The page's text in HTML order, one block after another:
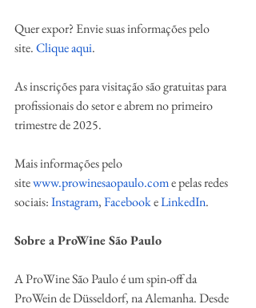
Quer expor? Envie suas informações pelo
site. Clique aqui.
As inscrições para visitação são gratuitas para
profissionais do setor e abrem no primeiro
trimestre de 2025.
Mais informações pelo
site www.prowinesaopaulo.com e pelas redes
sociais: Instagram, Facebook e LinkedIn.
Sobre a ProWine São Paulo
A ProWine São Paulo é um spin-off da
ProWein de Düsseldorf, na Alemanha. Desde